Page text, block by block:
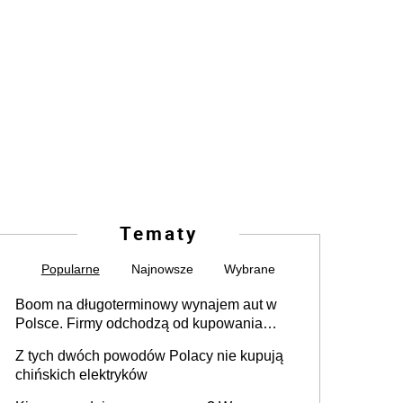
Tematy
Popularne Najnowsze Wybrane
Boom na długoterminowy wynajem aut w
Polsce. Firmy odchodzą od kupowania
Z tych dwóch powodów Polacy nie kupują
chińskich elektryków